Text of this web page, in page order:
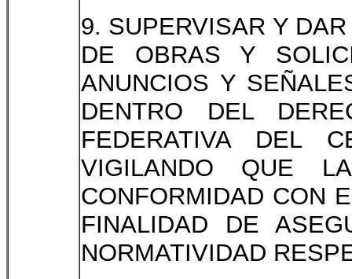
9. SUPERVISAR Y
DE OBRAS Y
ANUNCIOS Y
DENTRO DEL
FEDERATIVA DEL
VIGILANDO QUE
CONFORMIDAD CON
FINALIDAD DE
NORMATIVIDAD